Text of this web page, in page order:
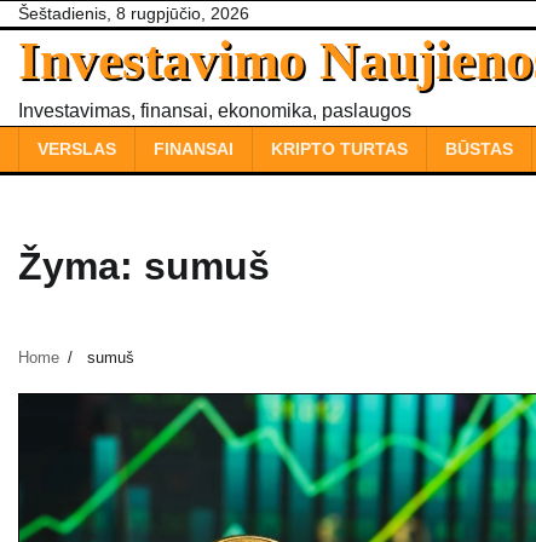
Skip
content
Šeštadienis, 8 rugpjūčio, 2026
Investavimo
Investavimas, finansai, ekonomika, paslaugos
VERSLAS FINANSAI KRIPTO TURTAS BŪSTAS
Žyma: sumuš
Home sumuš